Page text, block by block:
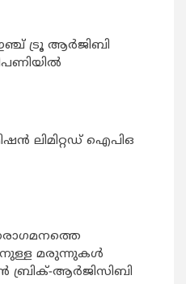
ട്രൂ ആർജിബി
ലിമിറ്റഡ് ഐപിഒ
മരുന്നുകള്‍
ബ്രിക്-ആര്‍ജിസിബി